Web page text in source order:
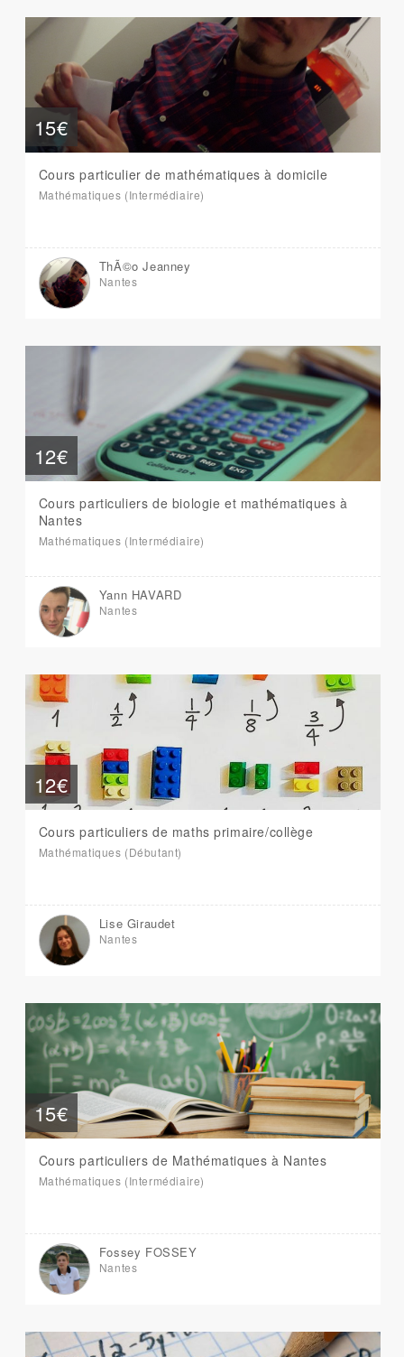
15€
Cours particulier de mathématiques à domicile
Mathématiques (Intermédiaire)
ThÃ©o Jeanney
Nantes
12€
Cours particuliers de biologie et mathématiques à
Nantes
Mathématiques (Intermédiaire)
Yann HAVARD
Nantes
12€
Cours particuliers de maths primaire/collège
Mathématiques (Débutant)
Lise Giraudet
Nantes
15€
Cours particuliers de Mathématiques à Nantes
Mathématiques (Intermédiaire)
Fossey FOSSEY
Nantes